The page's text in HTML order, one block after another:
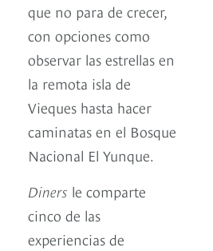
que no para de crecer,
con opciones como
observar las estrellas en
la remota isla de
Vieques hasta hacer
caminatas en el Bosque
Nacional El Yunque.
Diners le comparte
cinco de las
experiencias de